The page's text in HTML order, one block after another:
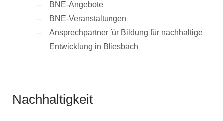
BNE-Angebote
BNE-Veranstaltungen
Ansprechpartner für Bildung für nachhaltige
Entwicklung in Bliesbach
Nachhaltigkeit